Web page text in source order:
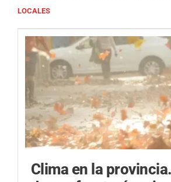
LOCALES
Clima en la provincia.